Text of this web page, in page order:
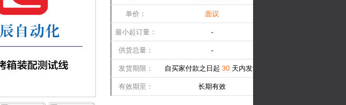
单价： 面议
最小起订量： -
供货总量： -
发货期限： 自买家付款之日起 30 天内发货
有效期至： 长期有效